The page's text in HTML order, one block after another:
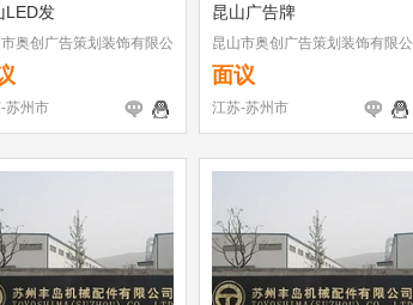
LED发
奥创广告策划装饰有限公
苏州市
昆山广告牌
昆山市奥创广告策划装饰有限公
司
面议
江苏-苏州市